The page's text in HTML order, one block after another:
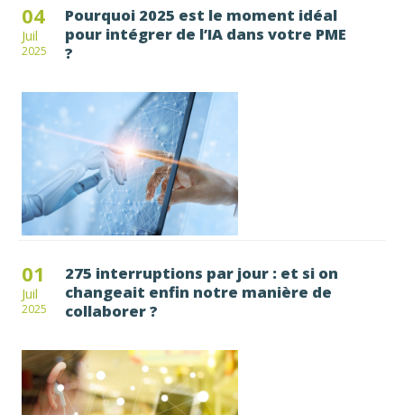
04
Juil
2025
Pourquoi 2025 est le moment idéal
pour intégrer de l’IA dans votre PME
?
01
Juil
2025
275 interruptions par jour : et si on
changeait enfin notre manière de
collaborer ?